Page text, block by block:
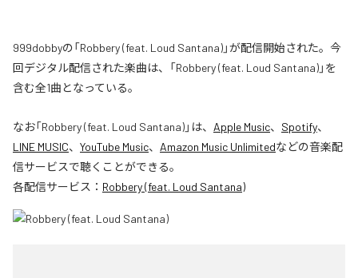
999dobbyの「Robbery (feat. Loud Santana)」が配信開始された。今
回デジタル配信された楽曲は、「Robbery (feat. Loud Santana)」を
含む全1曲となっている。
なお「Robbery (feat. Loud Santana)」は、 Apple Music、 Spotify、
LINE MUSIC、 YouTube Music、 Amazon Music Unlimitedなどの音楽配
信サービスで聴くことができる。
各配信サービス： Robbery (feat. Loud Santana)